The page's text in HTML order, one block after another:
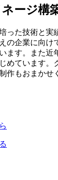
ージ構
った技術と実
の企業に向け
ます。また近
めています。
作もおまかせ